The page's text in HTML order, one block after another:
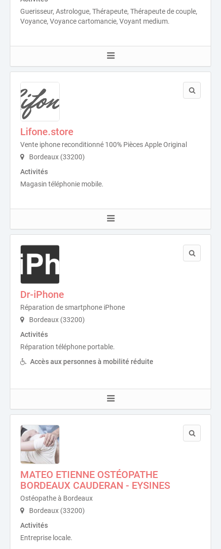
Guerisseur, Astrologue, Thérapeute, Thérapeute de couple,
Voyance, Voyance cartomancie, Voyant medium.
Lifone.store
Vente iphone reconditionné 100% Pièces Apple Original
Bordeaux (33200)
Activités
Magasin téléphonie mobile.
Dr-iPhone
Réparation de smartphone iPhone
Bordeaux (33200)
Activités
Réparation téléphone portable.
Accès aux personnes à mobilité réduite
MATEO ETIENNE OSTÉOPATHE
BORDEAUX CAUDERAN - EYSINES
Ostéopathe à Bordeaux
Bordeaux (33200)
Activités
Entreprise locale.